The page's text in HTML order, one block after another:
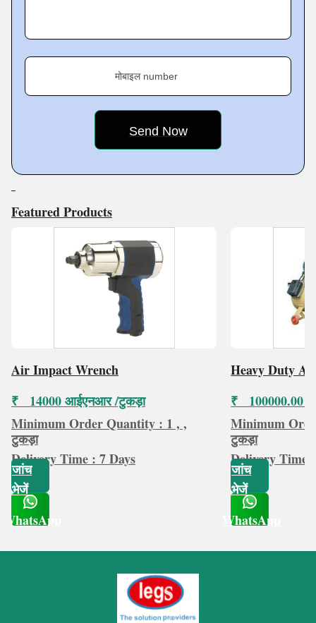
मोबाइल number
Featured Products
Air Impact Wrench
₹ 14000 आईएनआर /टुकड़ा
Minimum Order Quantity : 1 , ,
टुकड़ा
Delivery Time : 7 Days
जांच
भेजें
WhatsApp
Heavy Duty
₹ 100000.00
Minimum
टुकड़ा
Delivery Time
जांच
भेजें
WhatsApp